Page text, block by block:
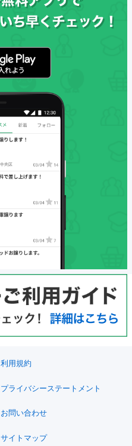
利用規約
プライバシーステートメント
お問い合わせ
サイトマップ